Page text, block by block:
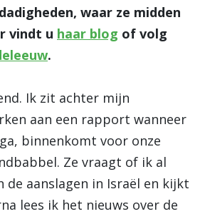
waar ze midden
vindt u haar blog of volg
.
Ik zit achter mijn
aan een rapport wanneer
binnenkomt voor onze
Ze vraagt of ik al
de aanslagen in Israël en kijkt
lees ik het nieuws over de